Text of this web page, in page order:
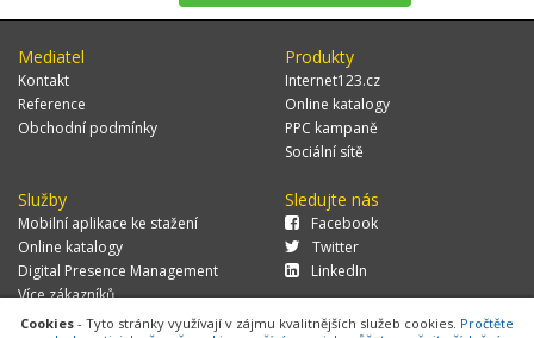
Mediatel
Kontakt
Reference
Obchodní podmínky
Produkty
Internet123.cz
Online katalogy
PPC kampaně
Sociální sítě
Služby
Mobilní aplikace ke stažení
Online katalogy
Digital Presence Management
Více zákazníků
Sledujte nás
Facebook
Twitter
LinkedIn
Cookies - Tyto stránky využívají v zájmu kvalitnějších služeb cookies. Pročtěte